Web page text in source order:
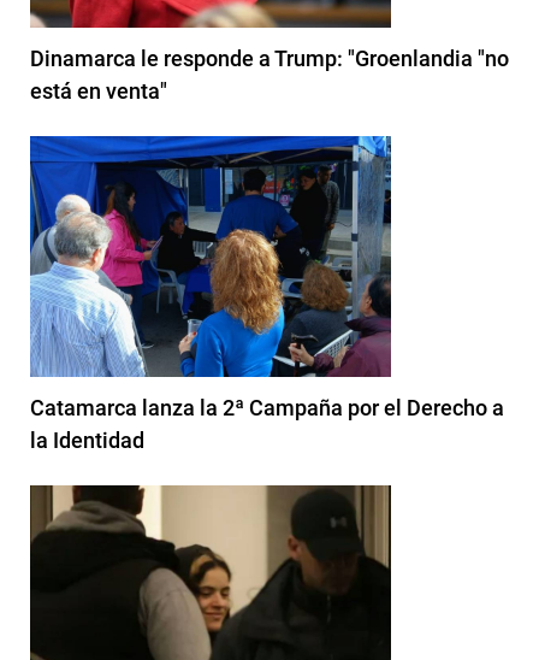
Dinamarca le responde a Trump: "Groenlandia "no
está en venta"
Catamarca lanza la 2ª Campaña por el Derecho a
la Identidad